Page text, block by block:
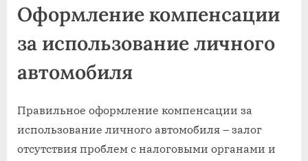
Оформление компенсации
за использование личного
автомобиля
Правильное оформление компенсации за
использование личного автомобиля – залог
отсутствия проблем с налоговыми органами и